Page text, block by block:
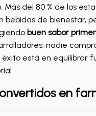
Más del 80 % de los
bebidas de bienestar,
buen sabor
nadie
éxito está en equilibrar
en